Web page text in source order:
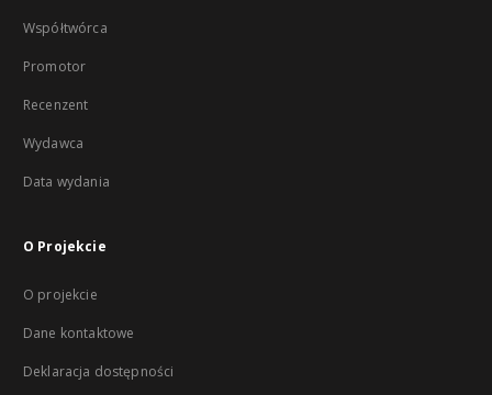
Współtwórca
Promotor
Recenzent
Wydawca
Data wydania
O Projekcie
O projekcie
Dane kontaktowe
Deklaracja dostępności